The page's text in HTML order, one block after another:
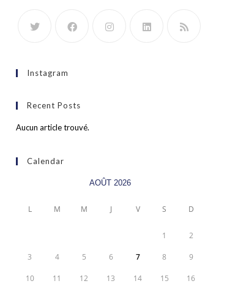
Instagram
Recent Posts
Aucun article trouvé.
Calendar
AOÛT 2026
L M M J V S D
1 2
3 4 5 6 7 8 9
10 11 12 13 14 15 16